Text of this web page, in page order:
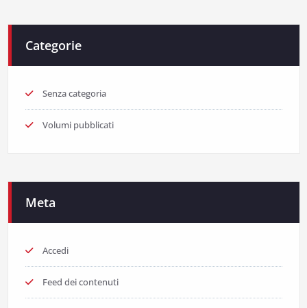
Categorie
Senza categoria
Volumi pubblicati
Meta
Accedi
Feed dei contenuti